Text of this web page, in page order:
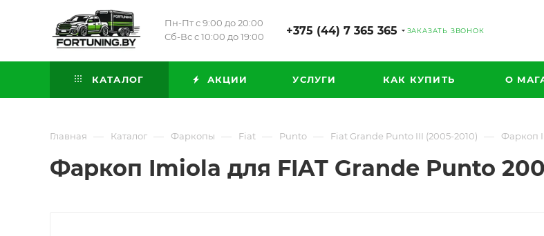
Пн-Пт с 9:00 до 20:00
Сб-Вс с 10:00 до 19:00
+375 (44) 7 365 365 ЗАКАЗАТЬ ЗВОНОК
КАТАЛОГ АКЦИИ УСЛУГИ КАК КУПИТЬ О
Главная — Каталог — Фаркопы — Fiat — Punto — Fiat Grande Punto III (2005-2010) — Фаркоп
Фаркоп Imiola для FIAT Grande Punto